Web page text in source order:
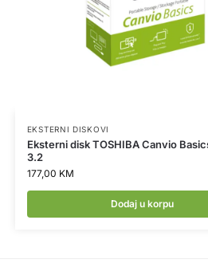
EKSTERNI DISKOVI
Eksterni disk TOSHIBA Canvio
3.2
177,00 KM
Dodaj u korpu